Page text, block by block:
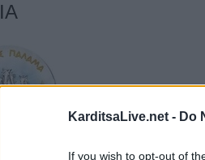
KarditsaLive.net - Do
If you wish to opt-out of